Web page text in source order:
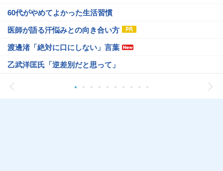
60代がやめてよかった生活習慣
医師が語る汗悩みとの向き合い方
渡邊渚「絶対に口にしない」言葉
乙武洋匡氏「逆差別だと思って」